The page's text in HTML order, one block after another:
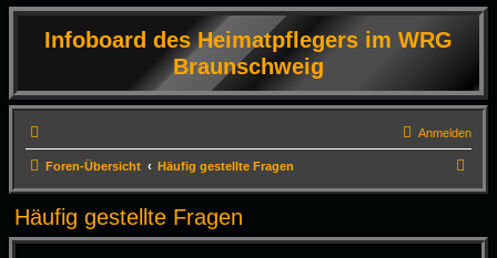
Infoboard des Heimatpflegers im WRG
Braunschweig
Anmelden
Foren-Übersicht Häufig gestellte Fragen
u
h
Häufig gestellte Fragen